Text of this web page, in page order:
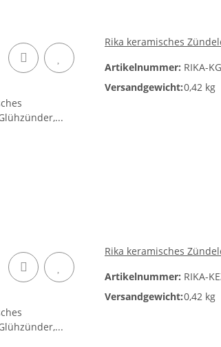
Rika keramisches
Artikelnummer: RIKA-
Versandgewicht:0,42 kg
Rika keramisches
Artikelnummer: RIKA-
Versandgewicht:0,42 kg